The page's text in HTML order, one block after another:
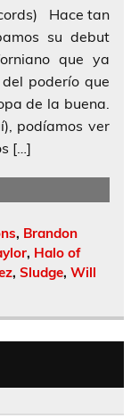
Hace tan
su debut
que ya
poderío que
de la buena.
podíamos ver
[…]
, Brandon
, Halo of
, Sludge, Will